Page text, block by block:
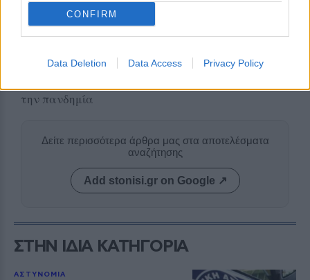
CONFIRM
Data Deletion Data Access Privacy Policy
νοσοκομείου και Κέντρων Υγείας αποτελεί
αναγκαία συνθήκη για τη λειτουργία του
προσωπικού και συντονισμό σε περιόδους
την πανδημία
Δείτε περισσότερα άρθρα μας στα αποτελέσματα
αναζήτησης
Add stonisi.gr on Google ↗
ΣΤΗΝ ΙΔΙΑ ΚΑΤΗΓΟΡΙΑ
ΑΣΤΥΝΟΜΙΑ